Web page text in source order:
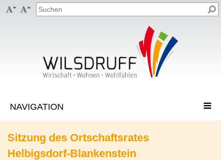
 
Sitzung des Ortschaftsrates
Helbigsdorf-Blankenstein